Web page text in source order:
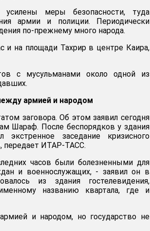
меры безопасности, туда
армии и полиции. Периодически
по-прежнему много народа.
и на площади Тахрир в центре Каира,
с мусульманами около одной из
армией и народом
заговора. Об этом заявил сегодня
Шараф. После беспорядков у здания
экстренное заседание кризисного
передает ИТАР-ТАСС.
часов были болезненными для
и военнослужащих, - заявил он в
из здания гостелевидения,
названию квартала, где и
и народом, но государство не